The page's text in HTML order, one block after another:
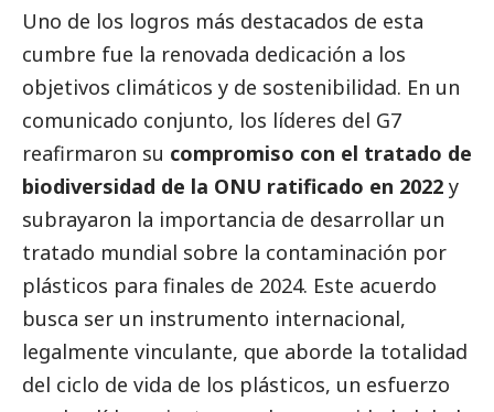
Uno de los logros más destacados de esta
cumbre fue la renovada dedicación a los
objetivos climáticos y de sostenibilidad. En un
comunicado conjunto, los líderes del G7
reafirmaron su compromiso con el tratado de
biodiversidad de la ONU ratificado en 2022 y
subrayaron la importancia de desarrollar un
tratado mundial sobre la contaminación por
plásticos para finales de 2024. Este acuerdo
busca ser un instrumento internacional,
legalmente vinculante, que aborde la totalidad
del ciclo de vida de los plásticos, un esfuerzo